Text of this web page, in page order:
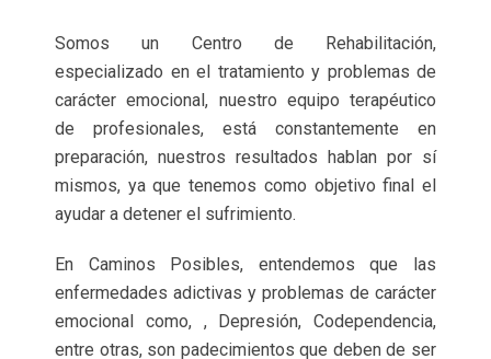
Somos un Centro de Rehabilitación,
especializado en el tratamiento y problemas de
carácter emocional, nuestro equipo terapéutico
de profesionales, está constantemente en
preparación, nuestros resultados hablan por sí
mismos, ya que tenemos como objetivo final el
ayudar a detener el sufrimiento.
En Caminos Posibles, entendemos que las
enfermedades adictivas y problemas de carácter
emocional como, , Depresión, Codependencia,
entre otras, son padecimientos que deben de ser